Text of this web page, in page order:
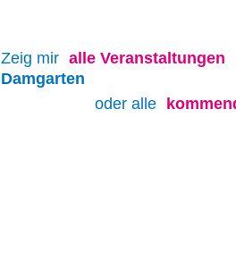
Zeig mir alle Veranstaltungen
Damgarten
oder alle